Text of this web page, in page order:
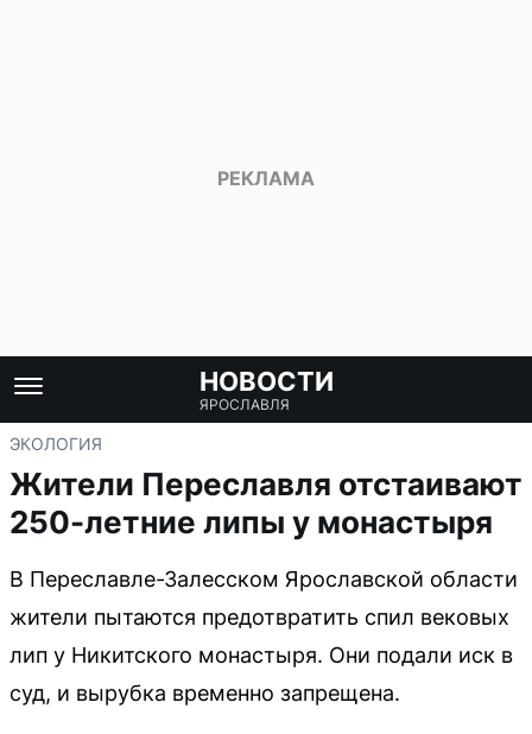
НОВОСТИ
ЯРОСЛАВЛЯ
ЭКОЛОГИЯ
Жители Переславля отстаивают
250-летние липы у монастыря
В Переславле-Залесском Ярославской области
жители пытаются предотвратить спил вековых
лип у Никитского монастыря. Они подали иск в
суд, и вырубка временно запрещена.